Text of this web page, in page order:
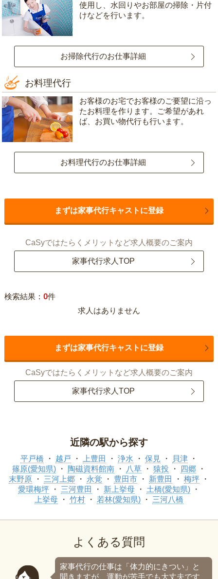
使用し、水回りやお部屋の掃除・片付
けなどを行います。
お掃除代行のお仕事詳細
お料理代行
お客様のお宅でお客様のご要望に沿っ
たお料理を作ります。ご希望があれ
ば、お買い物代行も行います。
お料理代行のお仕事詳細
まずは家事代行キャストに登録
CaSyではたらくメリットなど求人概要のご案内
家事代行求人TOP
検索結果： 0件
求人はありません
まずは家事代行キャストに登録
CaSyではたらくメリットなど求人概要のご案内
家事代行求人TOP
近隣の駅から探す
平戸橋 越戸 上豊田 浄水 保見
貝津
篠原(愛知県)
陶磁資料館南 八草 猿投
四郷
末野原
三河上郷 永覚 豊田市 新豊田
梅坪
愛環梅坪
三河豊田 新上挙母
土橋(愛知県)
上挙母
竹村 若林(愛知県) 三河八橋
よくある質問
家事代行の仕事は「体力的にきつい」と
聞きますが、運動が苦手でも大丈夫です